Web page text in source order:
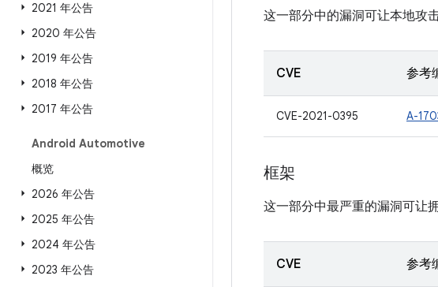
2021 年公告
2020 年公告
2019 年公告
2018 年公告
2017 年公告
Android Automotive
概览
2026 年公告
2025 年公告
2024 年公告
2023 年公告
这一部分中的漏洞可让本地攻
CVE 参考
CVE-2021-0395 A-
框架
这一部分中最严重的漏洞可让
CVE 参考